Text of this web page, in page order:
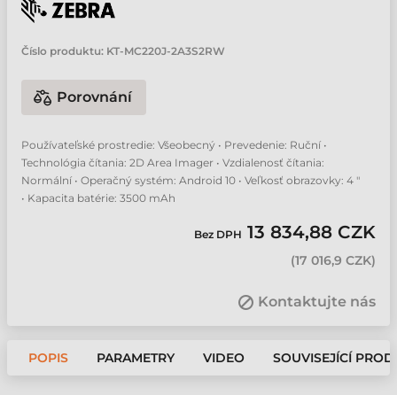
Číslo produktu: KT-MC220J-2A3S2RW
Porovnání
Používateľské prostredie: Všeobecný • Prevedenie: Ruční •
Technológia čítania: 2D Area Imager • Vzdialenosť čítania:
Normální • Operačný systém: Android 10 • Veľkosť obrazovky: 4 "
• Kapacita batérie: 3500 mAh
Bez DPH 13 834,88 CZK
(17 016,9 CZK)
Kontaktujte nás
POPIS PARAMETRY VIDEO SOUVISEJÍCÍ